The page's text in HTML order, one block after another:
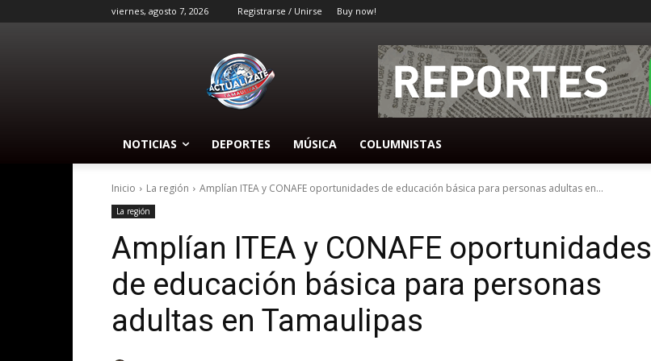
viernes, agosto 7, 2026 Registrarse / Unirse Buy now!
NOTICIAS DEPORTES MÚSICA COLUMNISTAS
Inicio La región Amplían ITEA y CONAFE oportunidades de educación básica para personas adultas en...
La región
Amplían ITEA y CONAFE oportunidades
de educación básica para personas
adultas en Tamaulipas